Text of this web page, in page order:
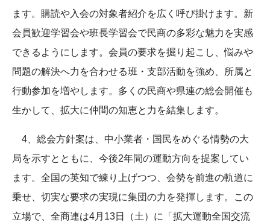
ます。購読や入会の対象者紹介を広く呼び掛けます。新
会員歓迎学習会や班長学習会で民商の多彩な魅力を実感
できるようにします。会員の要求を掘り起こし、悩みや
問題の解決へ力を合わせる班・支部活動を強め、所属と
行動参加を増やします。多くの民商や県連の総会開催も
生かして、拡大に仲間の知恵と力を結集します。
4、総会方針案は、中小業者・国民をめぐる情勢の大
局を示すとともに、今後2年間の運動方向を提案してい
ます。全国の英知で練り上げつつ、会勢を前進の軌道に
乗せ、切実な要求の実現に集団の力を発揮します。この
立場で、全商連は4月13日（土）に「拡大運動全国交流